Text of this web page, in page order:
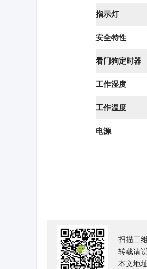
指示灯
安全特性
看门狗定时器
工作湿度
工作温度
电源
扫描二
转载请
本文地